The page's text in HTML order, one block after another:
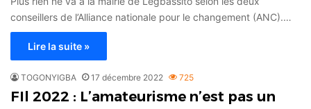
conseillers de l’Alliance nationale pour le changement (ANC).…
Lire la suite »
TOGONYIGBA 17 décembre 2022 725
FIl 2022 : L’amateurisme n’est pas un